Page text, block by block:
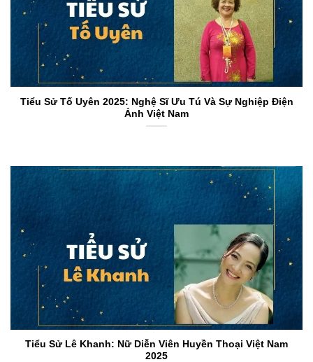
Tiểu Sử Tố Uyên 2025: Nghệ Sĩ Ưu Tú Và Sự Nghiệp Điện
Ảnh Việt Nam
Tiểu Sử Lê Khanh: Nữ Diễn Viên Huyền Thoại Việt Nam
2025